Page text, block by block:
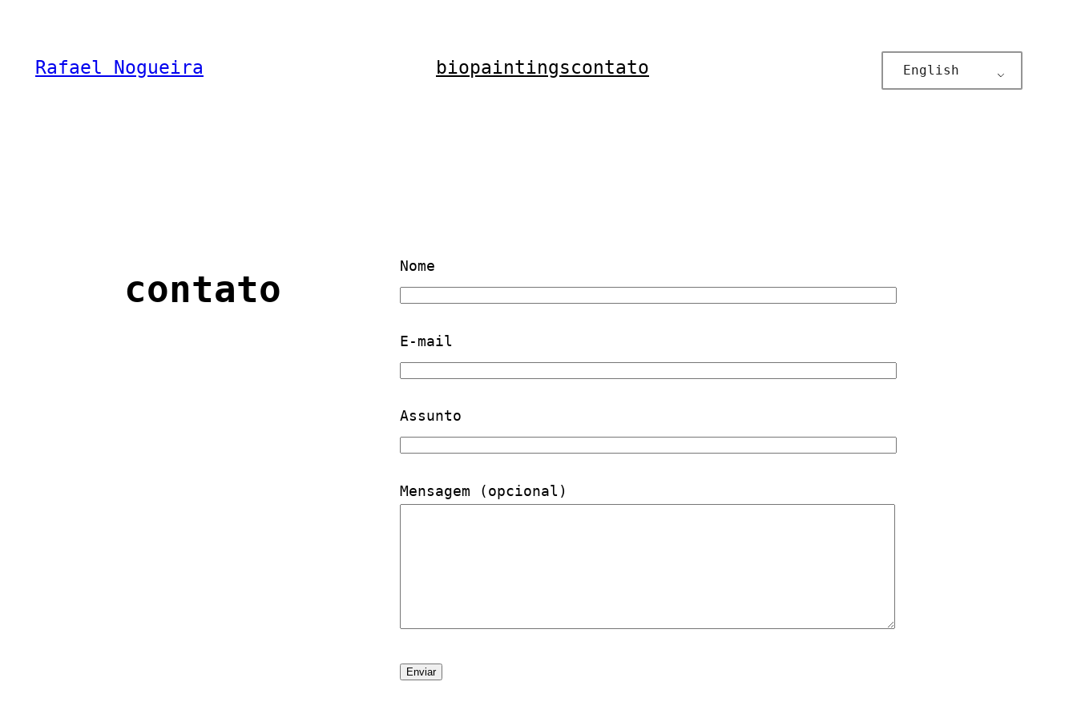
content
Rafael Nogueira biopaintingscontato English
contato
Nome
E-mail
Assunto
Mensagem (opcional)